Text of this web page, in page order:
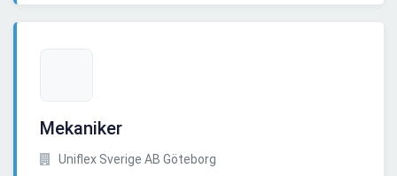
Mekaniker
Uniflex Sverige AB Göteborg